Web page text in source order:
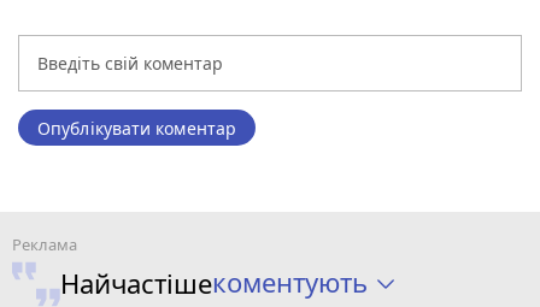
Опублікувати коментар
Найчастішекоментують